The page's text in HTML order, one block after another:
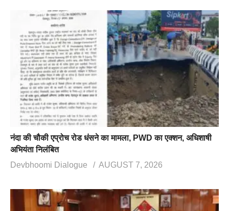
नंदा की चौकी एप्रोच रोड धंसने का मामला, PWD का एक्शन, अधिशाषी
अभियंता निलंबित
Devbhoomi Dialogue
AUGUST 7, 2026